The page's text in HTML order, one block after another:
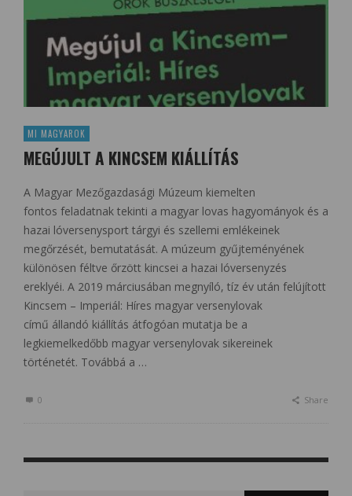
MI MAGYAROK
MEGÚJULT A KINCSEM KIÁLLÍTÁS
A Magyar Mezőgazdasági Múzeum kiemelten
fontos feladatnak tekinti a magyar lovas hagyományok és a
hazai lóversenysport tárgyi és szellemi emlékeinek
megőrzését, bemutatását. A múzeum gyűjteményének
különösen féltve őrzött kincsei a hazai lóversenyzés
ereklyéi. A 2019 márciusában megnyíló, tíz év után felújított
Kincsem – Imperiál: Híres magyar versenylovak
című állandó kiállítás átfogóan mutatja be a
legkiemelkedőbb magyar versenylovak sikereinek
történetét. Továbbá a …
0 Share